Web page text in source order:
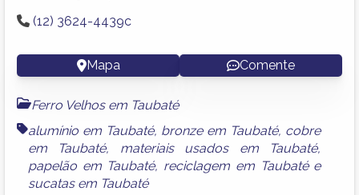
(12) 3624-4439c
Mapa Comente
Ferro Velhos em Taubaté
alumínio em Taubaté, bronze em Taubaté, cobre
em Taubaté, materiais usados em Taubaté,
papelão em Taubaté, reciclagem em Taubatée
sucatas em Taubaté